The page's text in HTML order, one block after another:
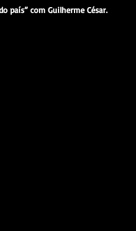
país” com Guilherme César.